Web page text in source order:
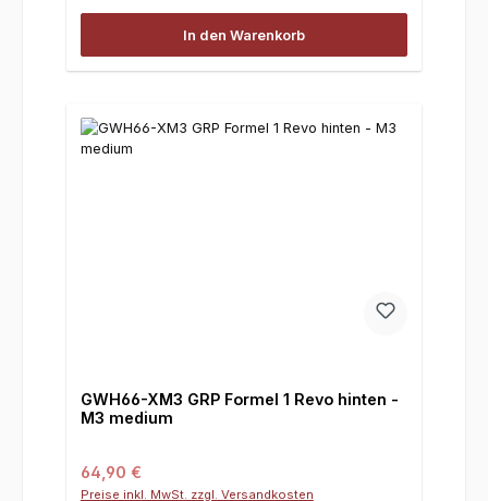
In den Warenkorb
GWH66-XM3 GRP Formel 1 Revo hinten -
M3 medium
Regulärer Preis:
64,90 €
Preise inkl. MwSt. zzgl. Versandkosten